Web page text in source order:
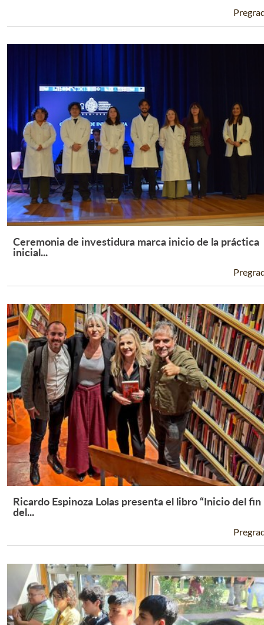
Leer Más +
Ceremonia de investidura marca inicio de la práctica
inicial...
Leer Más +
Ricardo Espinoza Lolas presenta el libro “Inicio del fin
del...